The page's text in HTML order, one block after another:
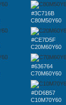
#3C716B
C80M50Y60
#CE7D5F
C20M60Y60
#636764
C70M60Y60
#DD6B57
C10M70Y60